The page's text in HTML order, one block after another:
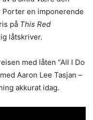
Porter en imponerende
på This Red
låtskriver.
med låten “All I Do
Aaron Lee Tasjan –
akkurat idag.